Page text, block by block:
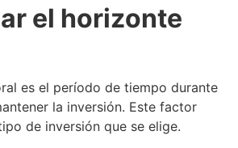
el horizonte
es el período de tiempo durante
la inversión. Este factor
de inversión que se elige.